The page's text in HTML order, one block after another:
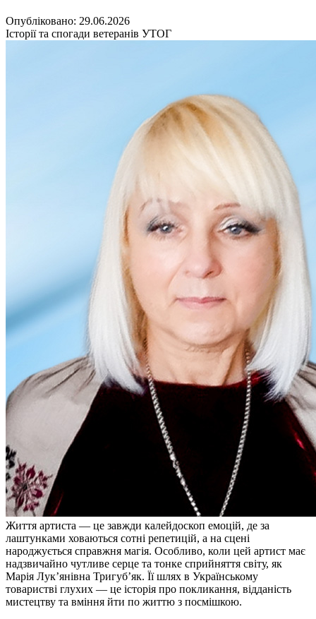
Працевлаштування
Про глухих
Постаті в УТОГ
Корисні інформаційні матеріали від Т. Ломакіної
Офіційна інформація
Керівництво УТОГ
Громадські ради УТОГ ⩺
Всеукраїнська Рада голів обласних
організацій УТОГ
Всеукраїнська Рада ветеранів УТОГ
Всеукраїнська Рада перекладачів жестової
мови УТОГ
Всеукраїнська Рада директорів УТОГ
Всеукраїнська молодіжна Рада УТОГ
Молодіжні лідери УТОГ
Ветерани УТОГ
Мережа УТОГ
Підприємства УТОГ
Рекорди УТОГ
Видання УТОГ
Звіти
Посилання сторінок УТОГ
Контакти
Навчальні програми
Дошкільна освіта
Загальна освіта
Уроки
Українська жестова мова
Географія
Правознавство
Я досліджую світ
Реєстр перекладачів жестової мови Українського
товариства глухих
Опубліковано: 29.06.2026
Історії та спогади ветеранів УТОГ
Життя артиста — це завжди калейдоскоп емоцій, де за
лаштунками ховаються сотні репетицій, а на сцені
народжується справжня магія. Особливо, коли цей артист має
надзвичайно чутливе серце та тонке сприйняття світу, як
Марія Лук’янівна Тригуб’як. Її шлях в Українському
товаристві глухих — це історія про покликання, відданість
мистецтву та вміння йти по життю з посмішкою.